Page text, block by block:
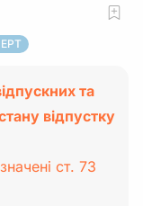
та
відпустку
ст. 73